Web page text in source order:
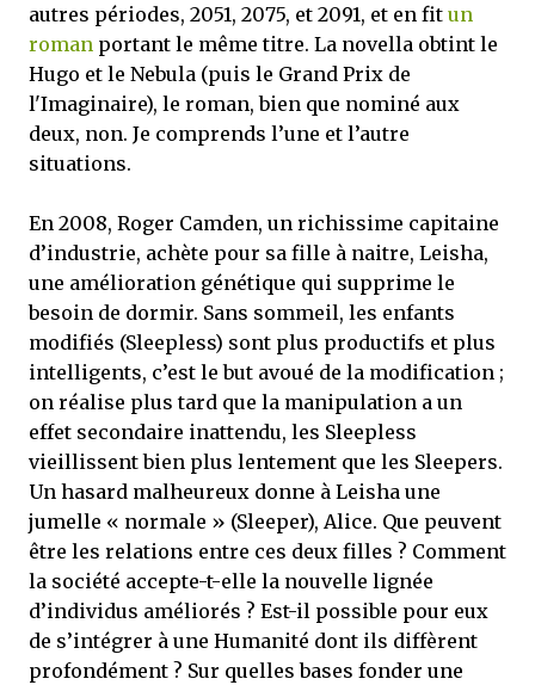
autres périodes, 2051, 2075, et 2091, et en fit un
roman portant le même titre. La novella obtint le
Hugo et le Nebula (puis le Grand Prix de
l'Imaginaire), le roman, bien que nominé aux
deux, non. Je comprends l’une et l’autre
situations.
En 2008, Roger Camden, un richissime capitaine
d’industrie, achète pour sa fille à naitre, Leisha,
une amélioration génétique qui supprime le
besoin de dormir. Sans sommeil, les enfants
modifiés (Sleepless) sont plus productifs et plus
intelligents, c’est le but avoué de la modification ;
on réalise plus tard que la manipulation a un
effet secondaire inattendu, les Sleepless
vieillissent bien plus lentement que les Sleepers.
Un hasard malheureux donne à Leisha une
jumelle « normale » (Sleeper), Alice. Que peuvent
être les relations entre ces deux filles ? Comment
la société accepte-t-elle la nouvelle lignée
d’individus améliorés ? Est-il possible pour eux
de s’intégrer à une Humanité dont ils diffèrent
profondément ? Sur quelles bases fonder une